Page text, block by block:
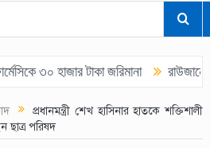
৩০ হাজার টাকা জরিমানা রাউজানে
প্রধানমন্ত্রী শেখ হাসিনার হাতকে শক্তিশালী
ছাত্র পরিষদ